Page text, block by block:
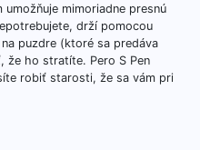
mimoriadne presnú
drží pomocou
puzdre (ktoré sa predáva
že ho stratíte. Pero S Pen
robiť starosti, že sa vám pri